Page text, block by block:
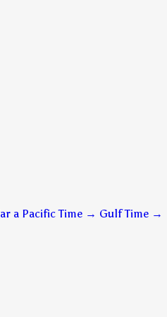
a Pacific Time → Gulf Time →